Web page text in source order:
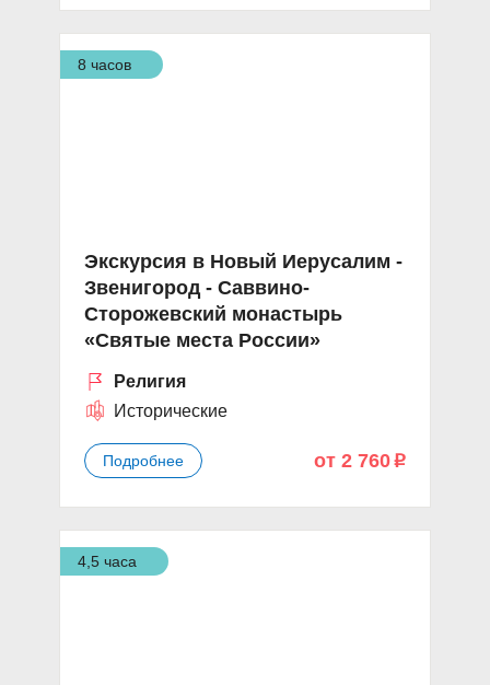
8 часов
Экскурсия в Новый Иерусалим -
Звенигород - Саввино-
Сторожевский монастырь
«Святые места России»
Религия
Исторические
Подробнее от 2 760 p
4,5 часа